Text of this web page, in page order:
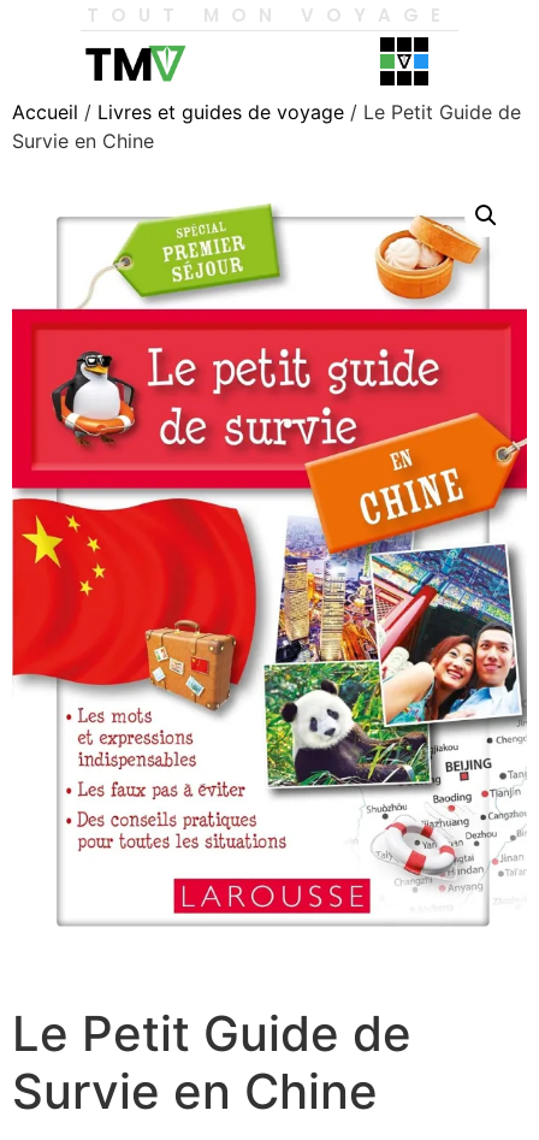
TOUT MON VOYAGE
Accueil / Livres et guides de voyage / Le Petit Guide de
Survie en Chine
Le Petit Guide de
Survie en Chine